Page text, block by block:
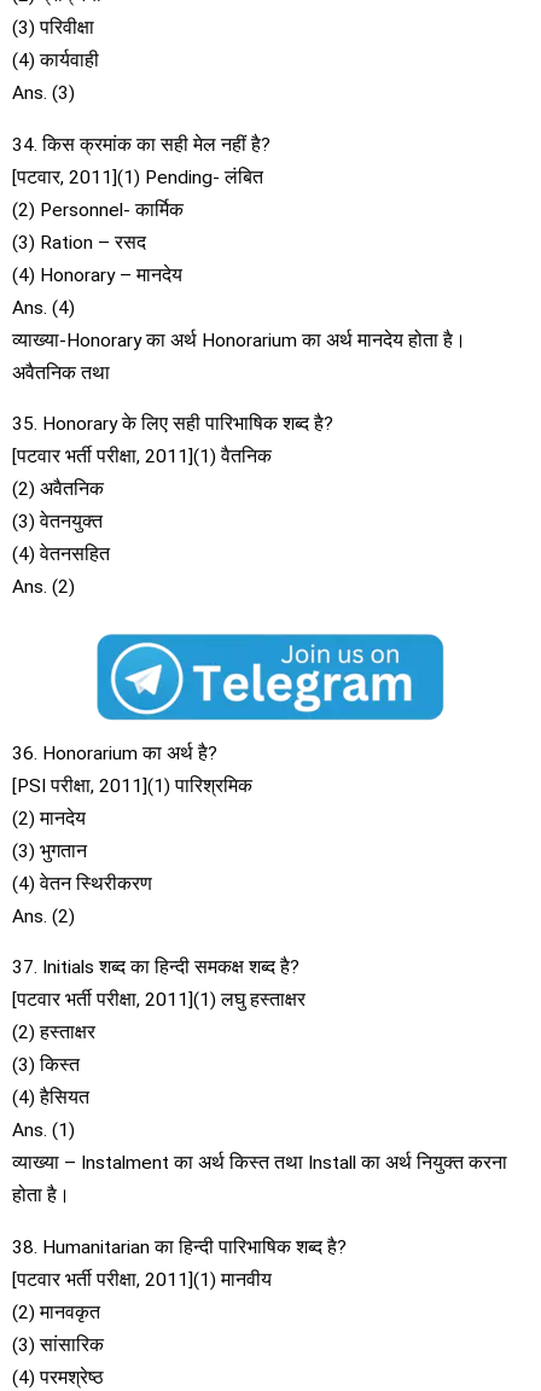
(3) परिवीक्षा
(4) कार्यवाही
Ans. (3)
34. किस क्रमांक का सही मेल नहीं है?
[पटवार, 2011](1) Pending- लंबित
(2) Personnel- कार्मिक
(3) Ration – रसद
(4) Honorary – मानदेय
Ans. (4)
व्याख्या-Honorary का अर्थ Honorarium का अर्थ मानदेय होता है।
अवैतनिक तथा
35. Honorary के लिए सही पारिभाषिक शब्द है?
[पटवार भर्ती परीक्षा, 2011](1) वैतनिक
(2) अवैतनिक
(3) वेतनयुक्त
(4) वेतनसहित
Ans. (2)
36. Honorarium का अर्थ है?
[PSI परीक्षा, 2011](1) पारिश्रमिक
(2) मानदेय
(3) भुगतान
(4) वेतन स्थिरीकरण
Ans. (2)
37. Initials शब्द का हिन्दी समकक्ष शब्द है?
[पटवार भर्ती परीक्षा, 2011](1) लघु हस्ताक्षर
(2) हस्ताक्षर
(3) किस्त
(4) हैसियत
Ans. (1)
व्याख्या – Instalment का अर्थ किस्त तथा Install का अर्थ नियुक्त करना
होता है।
38. Humanitarian का हिन्दी पारिभाषिक शब्द है?
[पटवार भर्ती परीक्षा, 2011](1) मानवीय
(2) मानवकृत
(3) सांसारिक
(4) परमश्रेष्ठ